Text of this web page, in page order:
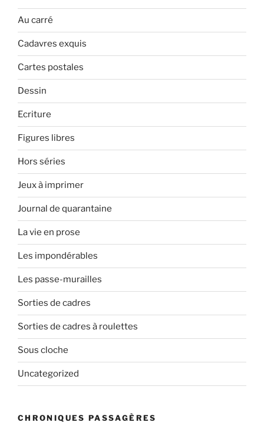
Au carré
Cadavres exquis
Cartes postales
Dessin
Ecriture
Figures libres
Hors séries
Jeux à imprimer
Journal de quarantaine
La vie en prose
Les impondérables
Les passe-murailles
Sorties de cadres
Sorties de cadres à roulettes
Sous cloche
Uncategorized
CHRONIQUES PASSAGÈRES